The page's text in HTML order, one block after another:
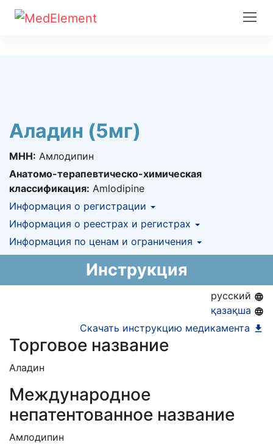
Аладин (5мг)
МНН: Амлодипин
Анатомо-терапевтическо-химическая
классификация: Amlodipine
Информация о регистрации
Номер регистрации в РК:№ РК-ЛС-5№022341
Информация о регистрации в РК:19.08.2016 -
19.08.2021
Информация о реестрах и регистрах
КНФ (ЛС включено в Казахстанский
национальный формуляр лекарственных
АЛО (Включено в Список бесплатного
амбулаторного лекарственного обеспечения)
ЕД (Включено в Список ЛС в рамках ГОБМП,
подлежащих закупу у Единого
Информация по ценам и ограничения
Инструкция
русский
қазақша
Скачать инструкцию медикамента
Торговое название
Аладин
Международное
непатентованное название
Амлодипин